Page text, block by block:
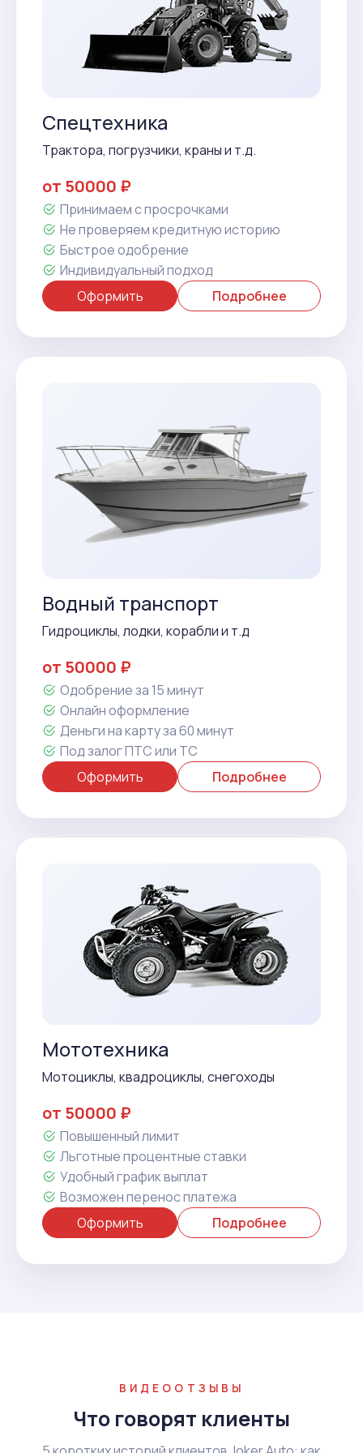
Спецтехника
Трактора, погрузчики, краны и т.д.
от 50000 ₽
Принимаем с просрочками
Не проверяем кредитную историю
Быстрое одобрение
Индивидуальный подход
Оформить
Подробнее
Водный транспорт
Гидроциклы, лодки, корабли и т.д
от 50000 ₽
Одобрение за 15 минут
Онлайн оформление
Деньги на карту за 60 минут
Под залог ПТС или ТС
Оформить
Подробнее
Мототехника
Мотоциклы, квадроциклы, снегоходы
от 50000 ₽
Повышенный лимит
Льготные процентные ставки
Удобный график выплат
Возможен перенос платежа
Оформить
Подробнее
ВИДЕООТЗЫВЫ
Что говорят клиенты